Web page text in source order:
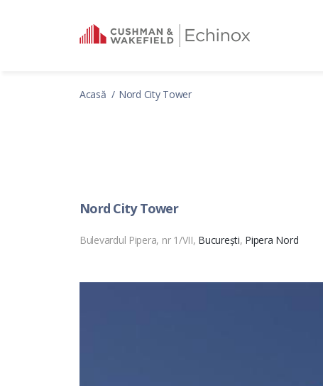
Acasă Nord City Tower
Nord City Tower
Bulevardul Pipera, nr 1/VII, București, Pipera Nord